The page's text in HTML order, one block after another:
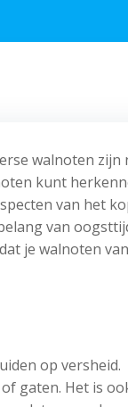
walnoten zijn
kunt
van het
van
je walnoten
op versheid.
gaten. Het is